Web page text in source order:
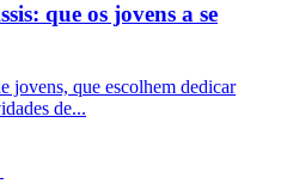
que os jovens a se
jovens, que escolhem dedicar
de...